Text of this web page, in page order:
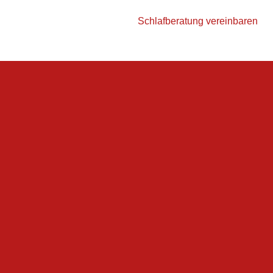
Schlafberatung vereinbaren
und Wärme. Holz sorgt außerdem für ein gutes
wieder abgeben.
Forstwirtschaft. Es wird darauf geachtet, dass